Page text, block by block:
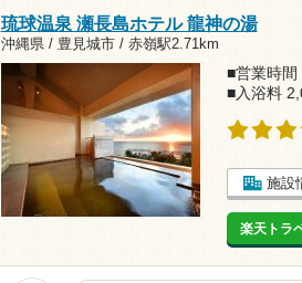
琉球温泉 瀬長島ホテル 龍神の湯
沖縄県 / 豊見城市 / 赤嶺駅2.71km
■営業時
■入浴料
施設
楽天トラ